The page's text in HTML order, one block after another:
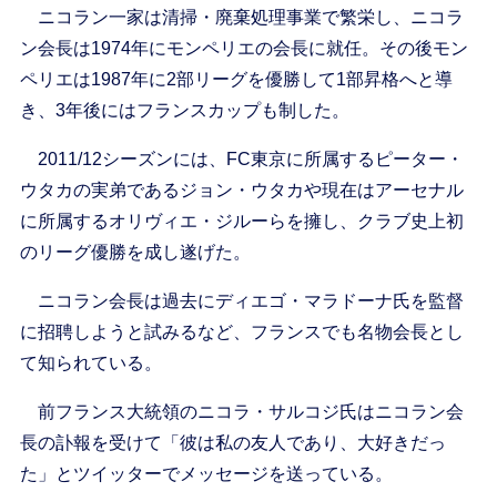
ニコラン一家は清掃・廃棄処理事業で繁栄し、ニコラ
ン会長は1974年にモンペリエの会長に就任。その後モン
ペリエは1987年に2部リーグを優勝して1部昇格へと導
き、3年後にはフランスカップも制した。
2011/12シーズンには、FC東京に所属するピーター・
ウタカの実弟であるジョン・ウタカや現在はアーセナル
に所属するオリヴィエ・ジルーらを擁し、クラブ史上初
のリーグ優勝を成し遂げた。
ニコラン会長は過去にディエゴ・マラドーナ氏を監督
に招聘しようと試みるなど、フランスでも名物会長とし
て知られている。
前フランス大統領のニコラ・サルコジ氏はニコラン会
長の訃報を受けて「彼は私の友人であり、大好きだっ
た」とツイッターでメッセージを送っている。